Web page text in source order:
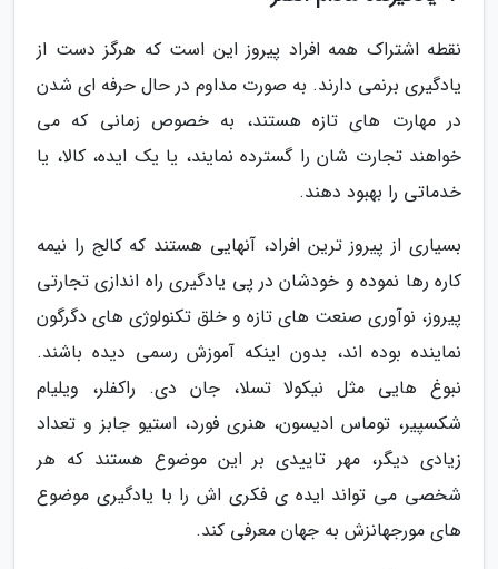
نقطه اشتراک همه افراد پیروز این است که هرگز دست از
یادگیری برنمی دارند. به صورت مداوم در حال حرفه ای شدن
در مهارت های تازه هستند، به خصوص زمانی که می
خواهند تجارت شان را گسترده نمایند، یا یک ایده، کالا، یا
خدماتی را بهبود دهند.
بسیاری از پیروز ترین افراد، آنهایی هستند که کالج را نیمه
کاره رها نموده و خودشان در پی یادگیری راه اندازی تجارتی
پیروز، نوآوری صنعت های تازه و خلق تکنولوژی های دگرگون
نماینده بوده اند، بدون اینکه آموزش رسمی دیده باشند.
نبوغ هایی مثل نیکولا تسلا، جان دی. راکفلر، ویلیام
شکسپیر، توماس ادیسون، هنری فورد، استیو جابز و تعداد
زیادی دیگر، مهر تاییدی بر این موضوع هستند که هر
شخصی می تواند ایده ی فکری اش را با یادگیری موضوع
های مورجهانزش به جهان معرفی کند.